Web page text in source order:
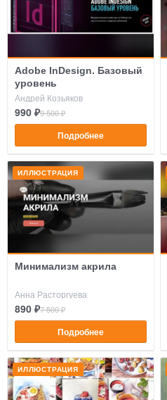
Adobe InDesign. Базовый
уровень
Андрей Козьяков
990 ₽9 500 ₽
Подробнее
ИЛЛЮСТРАЦИЯ
Минимализм акрила
Анна Расторгуева
890 ₽7 500 ₽
Подробнее
ИЛЛЮСТРАЦИЯ